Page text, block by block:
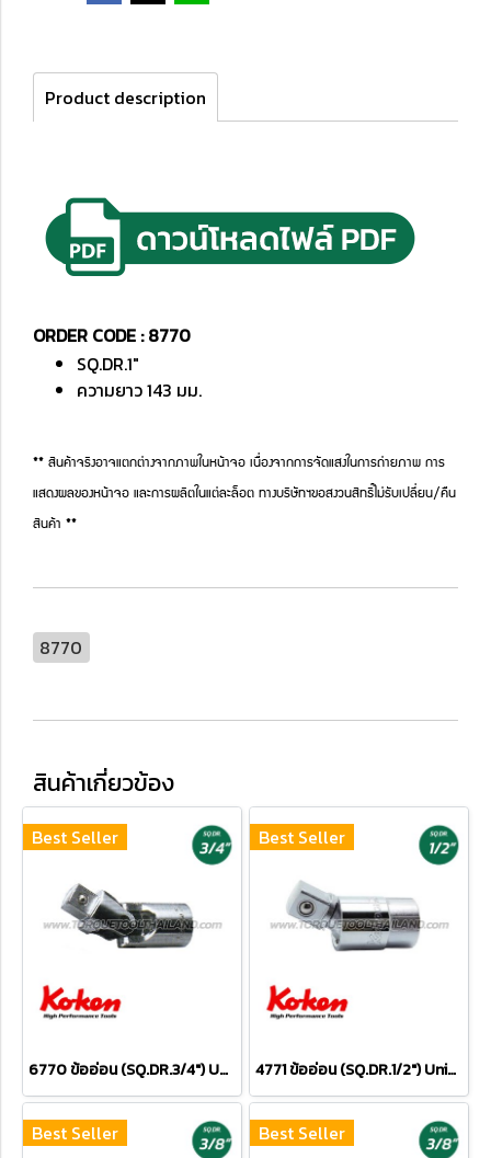
Product description
ORDER CODE : 8770
SQ.DR.1"
ความยาว 143 มม.
** สินค้าจริงอาจแตกต่างจากภาพในหน้าจอ เนื่องจากการจัดแสงในการถ่ายภาพ การ
แสดงผลของหน้าจอ และการผลิตในแต่ละล็อต ทางบริษัทฯขอสงวนสิทธิ์ไม่รับเปลี่ยน/คืน
สินค้า **
8770
สินค้าเกี่ยวข้อง
Best Seller
6770 ข้ออ่อน (SQ.DR.3/4") Universal Joint
Best Seller
4771 ข้ออ่อน (SQ.DR.1/2") Universal Joint
Best Seller Best Seller